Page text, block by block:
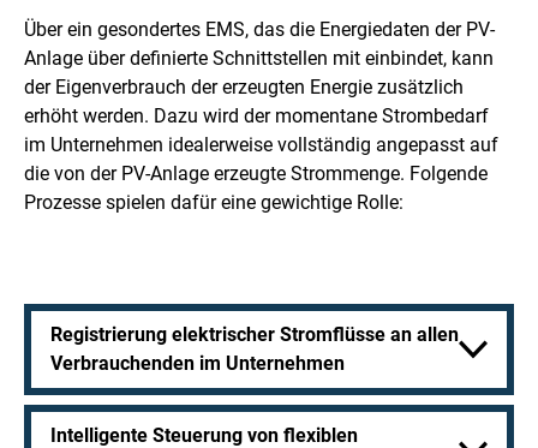
Über ein gesondertes EMS, das die Energiedaten der PV-
Anlage über definierte Schnittstellen mit einbindet, kann
der Eigenverbrauch der erzeugten Energie zusätzlich
erhöht werden. Dazu wird der momentane Strombedarf
im Unternehmen idealerweise vollständig angepasst auf
die von der PV-Anlage erzeugte Strommenge. Folgende
Prozesse spielen dafür eine gewichtige Rolle:
Registrierung elektrischer Stromflüsse an allen
Verbrauchenden im Unternehmen
Intelligente Steuerung von flexiblen